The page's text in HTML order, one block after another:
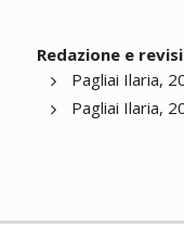
Redazione e
Pagliai Ilaria,
Pagliai Ilaria,